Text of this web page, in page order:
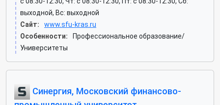
выходной, Вс: выходной
Сайт:
www.sfu-kras.ru
Особенности:
Профессиональное образование/
Университеты
Синергия, Московский финансово-